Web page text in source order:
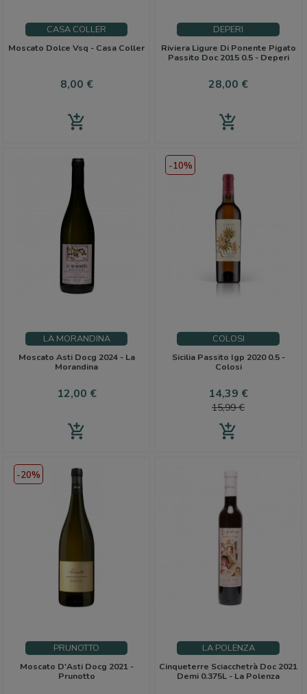
CASA COLLER
Moscato Dolce Vsq - Casa Coller
Prezzo
8,00 €
add_shopping_cart
DEPERI
Riviera Ligure Di Ponente Pigato
Passito Doc 2015 0.5 - Deperi
Prezzo
28,00 €
add_shopping_cart
LA MORANDINA
Moscato Asti Docg 2024 - La
Morandina
Prezzo
12,00 €
add_shopping_cart
COLOSI
Sicilia Passito Igp 2020 0.5 -
Colosi
Prezzo
14,39 €Prezzo
15,99 €
add_shopping_cart
-10%
PRUNOTTO
Moscato D'Asti Docg 2021 -
Prunotto
-20%
LA POLENZA
Cinqueterre Sciacchetrà Doc 2021
Demi 0.375L - La Polenza